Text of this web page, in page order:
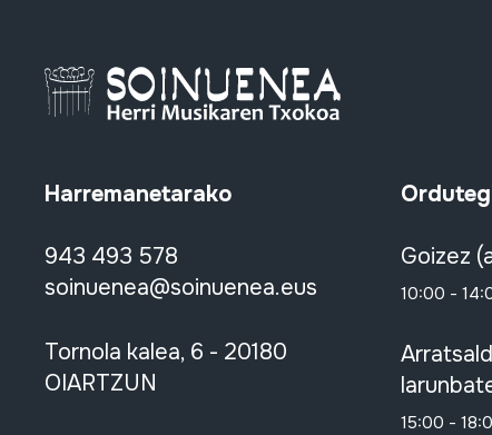
Harremanetarako
943 493 578
soinuenea@soinuenea.eus
Tornola kalea, 6 - 20180
OIARTZUN
Goizez
10:00 -
15:00 -